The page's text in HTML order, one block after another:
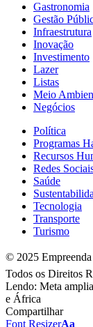
Gastronomia
Gestão
Infraestrutura
Inovação
Investimento
Lazer
Listas
Meio
Negócios
Política
Programas
Recursos
Redes
Saúde
Tecnologia
Transporte
Turismo
© 2025
Todos os Direitos
Lendo: Meta
e África
Compartilhar
Font ResizerAa